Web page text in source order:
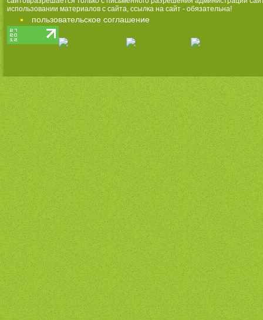
использовании материалов с сайта, ссылка на сайт - обязательна!
пользовательское соглашение